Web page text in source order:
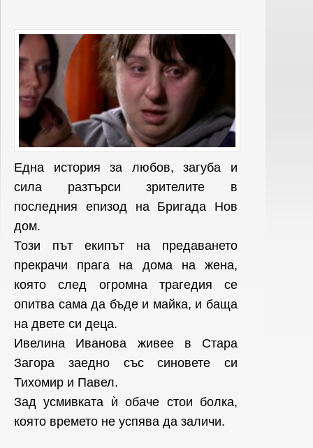
Една история за любов, загуба и
сила разтърси зрителите в
последния епизод на Бригада Нов
дом.
Този път екипът на предаването
прекрачи прага на дома на жена,
която след огромна трагедия се
опитва сама да бъде и майка, и баща
на двете си деца.
Ивелина Иванова живее в Стара
Загора заедно със синовете си
Тихомир и Павел.
Зад усмивката ѝ обаче стои болка,
която времето не успява да заличи.